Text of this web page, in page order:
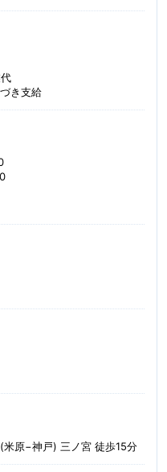
き支給
原−神戸) 三ノ宮 徒歩15分